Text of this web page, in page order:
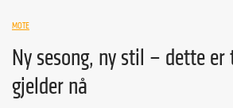
MOTE
Ny sesong, ny stil – dette er
gjelder nå